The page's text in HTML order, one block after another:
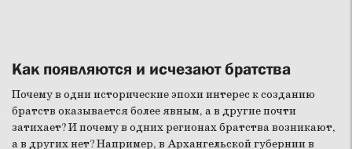
Как появляются и исчезают братства
Почему в одни исторические эпохи интерес к созданию
братств оказывается более явным, а в другие почти
затихает? И почему в одних регионах братства возникают,
а в других нет? Например, в Архангельской губернии в